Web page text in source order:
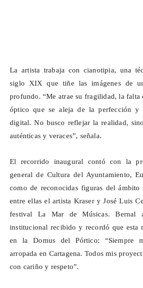
La artista trabaja con cianotipia, una
siglo XIX que tiñe las imágenes de
profundo. “Me atrae su fragilidad, la falta
óptico que se aleja de la perfección y
digital. No busco reflejar la realidad,
auténticas y veraces”, señala.
El recorrido inaugural contó con la
general de Cultura del Ayuntamiento,
como de reconocidas figuras del ámbito
entre ellas el artista Krasery José Luis
festival La Mar de Músicas. Bernal
institucional recibido y recordó que esta
en laDomus del Pórtico: “Siempre
arropada en Cartagena. Todos mis
con cariño y respeto”.